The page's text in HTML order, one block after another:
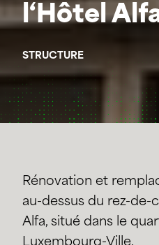
l‘Hôtel
STRUCTURE
Rénovation et
au-dessus du rez-de-
Alfa, situé dans le